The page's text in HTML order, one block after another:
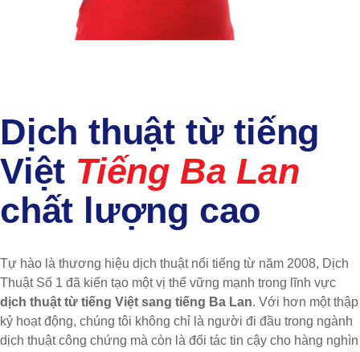
Dịch thuật từ tiếng
Việt Tiếng Ba Lan
chất lượng cao
Tự hào là thương hiệu dịch thuật nổi tiếng từ năm 2008, Dịch
Thuật Số 1 đã kiến tạo một vị thế vững mạnh trong lĩnh vực
dịch thuật từ tiếng Việt sang tiếng Ba Lan. Với hơn một thập
kỷ hoạt động, chúng tôi không chỉ là người đi đầu trong ngành
dịch thuật công chứng mà còn là đối tác tin cậy cho hàng nghìn